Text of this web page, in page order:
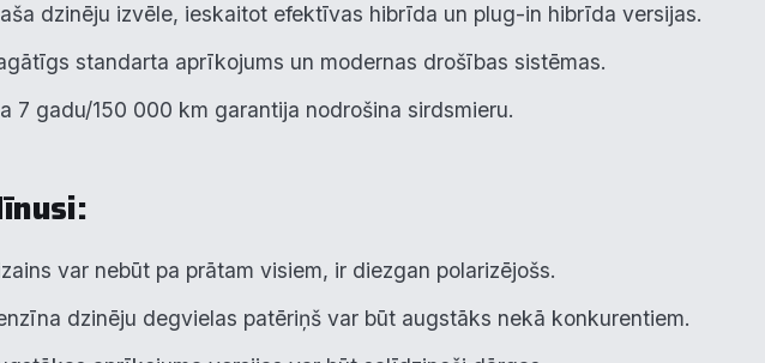
dzinēju izvēle, ieskaitot efektīvas hibrīda un plug-in hibrīda versijas.
standarta aprīkojums un modernas drošības sistēmas.
7 gadu/150 000 km garantija nodrošina sirdsmieru.
var nebūt pa prātam visiem, ir diezgan polarizējošs.
dzinēju degvielas patēriņš var būt augstāks nekā konkurentiem.